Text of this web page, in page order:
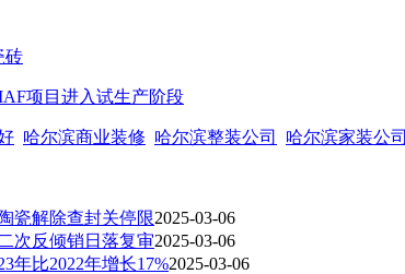
砖
项目进入试生产阶段
哈尔滨商业装修 哈尔滨整装公司 哈尔滨家装公司
瓷解除查封关停限2025-03-06
次反倾销日落复审2025-03-06
年比2022年增长17%2025-03-06